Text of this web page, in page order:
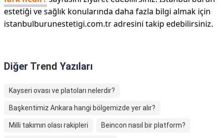
estetiği ve sağlık konularında daha fazla bilgi almak için
istanbulburunestetigi.com.tr adresini takip edebilirsiniz.
Diğer Trend Yazıları
Kayseri ovası ve platoları nelerdir?
Başkentimiz Ankara hangi bölgemizde yer alır?
Milli takımın olası rakipleri Beincon nasıl bir platform?